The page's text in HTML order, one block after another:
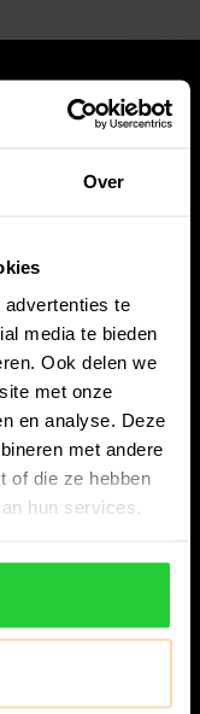
Over
te
media te bieden
Ook delen we
met onze
en analyse. Deze
met andere
of die ze hebben
hun services.
van Lelystad en